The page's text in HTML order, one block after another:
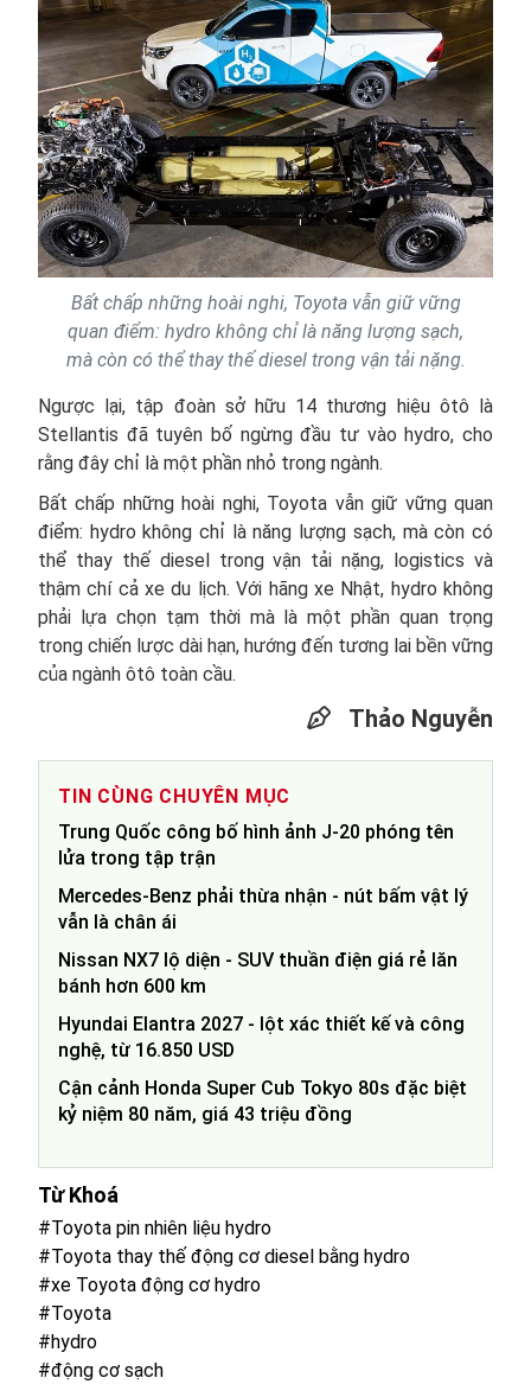
Bất chấp những hoài nghi, Toyota vẫn giữ vững
quan điểm: hydro không chỉ là năng lượng sạch,
mà còn có thể thay thế diesel trong vận tải nặng.
Ngược lại, tập đoàn sở hữu 14 thương hiệu ôtô là
Stellantis đã tuyên bố ngừng đầu tư vào hydro, cho
rằng đây chỉ là một phần nhỏ trong ngành.
Bất chấp những hoài nghi, Toyota vẫn giữ vững quan
điểm: hydro không chỉ là năng lượng sạch, mà còn có
thể thay thế diesel trong vận tải nặng, logistics và
thậm chí cả xe du lịch. Với hãng xe Nhật, hydro không
phải lựa chọn tạm thời mà là một phần quan trọng
trong chiến lược dài hạn, hướng đến tương lai bền vững
của ngành ôtô toàn cầu.
Thảo Nguyễn
TIN CÙNG CHUYÊN MỤC
Trung Quốc công bố hình ảnh J-20 phóng tên
lửa trong tập trận
Mercedes-Benz phải thừa nhận - nút bấm vật lý
vẫn là chân ái
Nissan NX7 lộ diện - SUV thuần điện giá rẻ lăn
bánh hơn 600 km
Hyundai Elantra 2027 - lột xác thiết kế và công
nghệ, từ 16.850 USD
Cận cảnh Honda Super Cub Tokyo 80s đặc biệt
kỷ niệm 80 năm, giá 43 triệu đồng
Từ Khoá
#Toyota pin nhiên liệu hydro
#Toyota thay thế động cơ diesel bằng hydro
#xe Toyota động cơ hydro
#Toyota
#hydro
#động cơ sạch